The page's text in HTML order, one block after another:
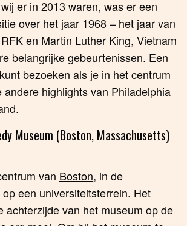
er in 2013 waren, was er een
over het jaar 1968 – het jaar van
RFKen Martin Luther King, Vietnam
belangrijke gebeurtenissen. Een
bezoeken als je in het centrum
andere highlights van Philadelphia
Museum (Boston, Massachusetts)
van Boston, in de
een universiteitsterrein. Het
achterzijde van het museum op de